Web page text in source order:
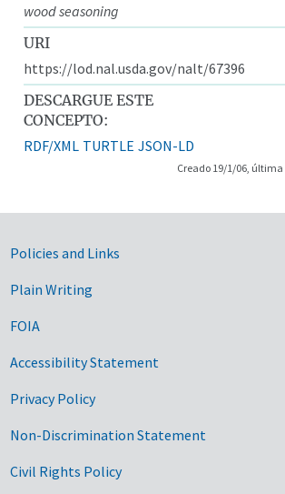
wood seasoning
URI
https://lod.nal.usda.gov/nalt/67396
DESCARGUE ESTE
CONCEPTO:
RDF/XML TURTLE JSON-LD
Creado 19/1/06,
Government Links
Policies and Links
Plain Writing
FOIA
Accessibility Statement
Privacy Policy
Non-Discrimination Statement
Civil Rights Policy